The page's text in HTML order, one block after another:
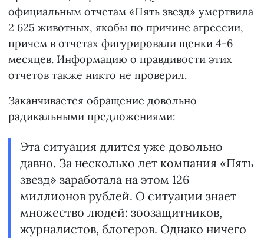
официальным отчетам «Пять звезд» умертвила
2 625 животных, якобы по причине агрессии,
причем в отчетах фигурировали щенки 4-6
месяцев. Информацию о правдивости этих
отчетов также никто не проверил.
Заканчивается обращение довольно
радикальными предложениями:
Эта ситуация длится уже довольно
давно. За несколько лет компания «Пять
звезд» заработала на этом 126
миллионов рублей. О ситуации знает
множество людей: зоозащитников,
журналистов, блогеров. Однако ничего